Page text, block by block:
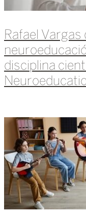
Rafael Vargas
disciplina